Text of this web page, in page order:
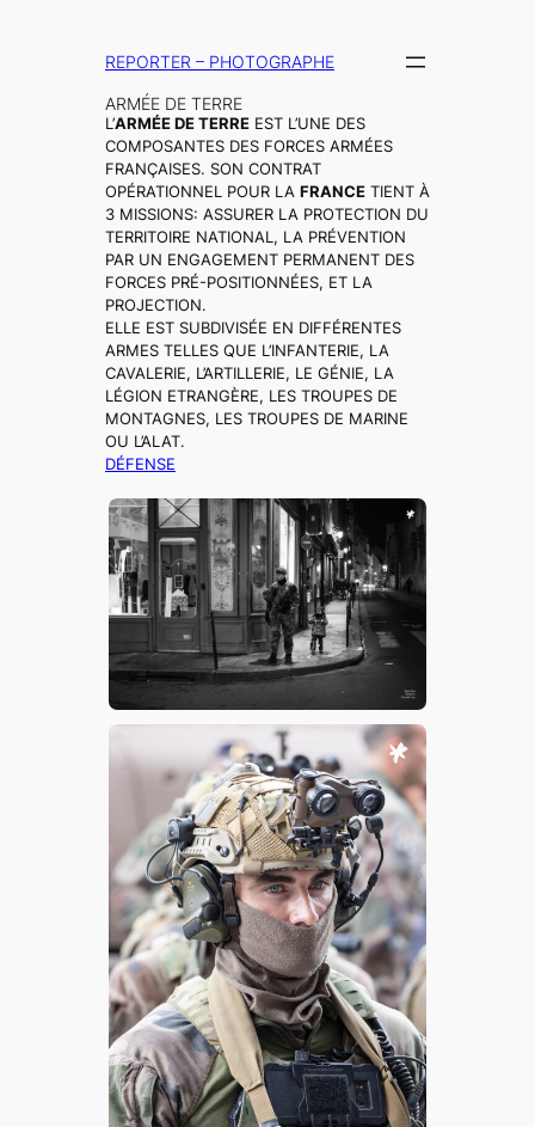
REPORTER – PHOTOGRAPHE
ARMÉE DE TERRE
L’ARMÉE DE TERRE EST L’UNE DES
COMPOSANTES DES FORCES ARMÉES
FRANÇAISES. SON CONTRAT
OPÉRATIONNEL POUR LA FRANCE TIENT À
3 MISSIONS: ASSURER LA PROTECTION DU
TERRITOIRE NATIONAL, LA PRÉVENTION
PAR UN ENGAGEMENT PERMANENT DES
FORCES PRÉ-POSITIONNÉES, ET LA
PROJECTION.
ELLE EST SUBDIVISÉE EN DIFFÉRENTES
ARMES TELLES QUE L’INFANTERIE, LA
CAVALERIE, L’ARTILLERIE, LE GÉNIE, LA
LÉGION ETRANGÈRE, LES TROUPES DE
MONTAGNES, LES TROUPES DE MARINE
OU L’ALAT.
DÉFENSE